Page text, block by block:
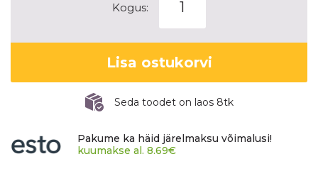
Kogus:
Grip
Transporter
Graphite
6,5x16
5x118
ET66
60°
1075
Lisa ostukorvi
Seda toodet on laos 8tk
Pakume ka häid järelmaksu võimalusi!
kuumakse al. 8.69€